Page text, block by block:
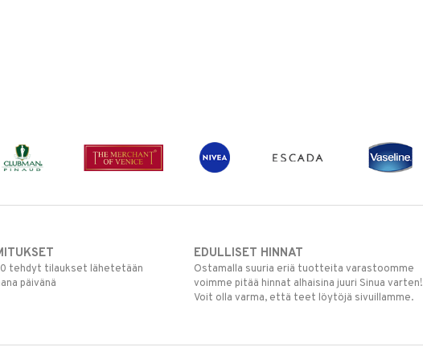
tehdyt tilaukset lähetetään
päivänä
EDULLISET HINNAT
Ostamalla suuria eriä tuotteita varastoomme
voimme pitää hinnat alhaisina juuri Sinua varten!
Voit olla varma, että teet löytöjä sivuillamme.